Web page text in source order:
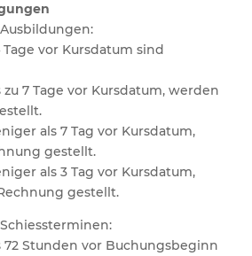
vor Kursdatum sind
7 Tage vor Kursdatum, werden
als 7 Tag vor Kursdatum,
gestellt.
als 3 Tag vor Kursdatum,
gestellt.
Stunden vor Buchungsbeginn